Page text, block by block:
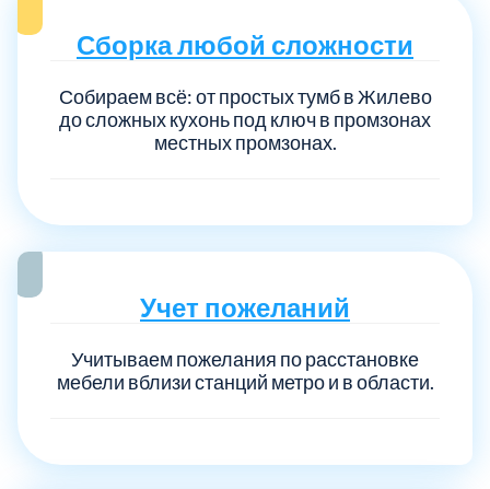
Сборка любой сложности
Собираем всё: от простых тумб в Жилево
до сложных кухонь под ключ в промзонах
местных промзонах.
Учет пожеланий
Учитываем пожелания по расстановке
мебели вблизи станций метро и в области.